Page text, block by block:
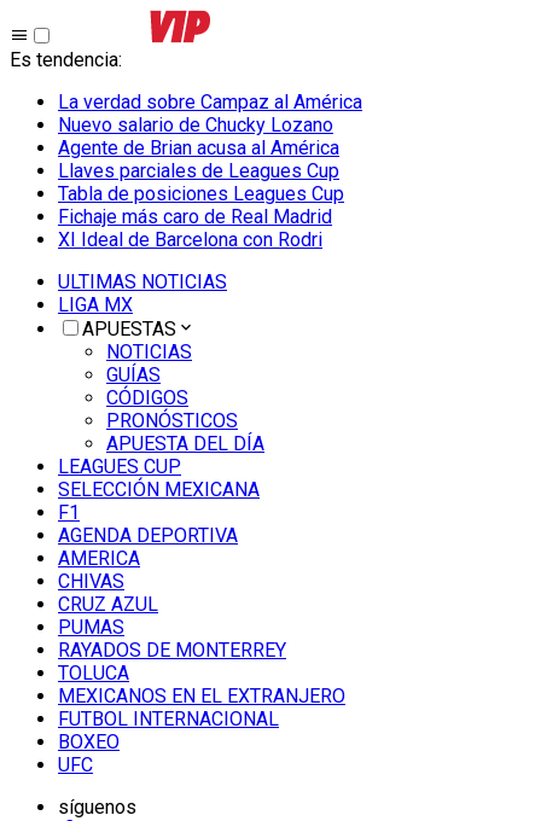
Es tendencia:
La verdad sobre Campaz al América
Nuevo salario de Chucky Lozano
Agente de Brian acusa al América
Llaves parciales de Leagues Cup
Tabla de posiciones Leagues Cup
Fichaje más caro de Real Madrid
XI Ideal de Barcelona con Rodri
ULTIMAS NOTICIAS
LIGA MX
APUESTAS
NOTICIAS
GUÍAS
CÓDIGOS
PRONÓSTICOS
APUESTA DEL DÍA
LEAGUES CUP
SELECCIÓN MEXICANA
F1
AGENDA DEPORTIVA
AMERICA
CHIVAS
CRUZ AZUL
PUMAS
RAYADOS DE MONTERREY
TOLUCA
MEXICANOS EN EL EXTRANJERO
FUTBOL INTERNACIONAL
BOXEO
UFC
síguenos